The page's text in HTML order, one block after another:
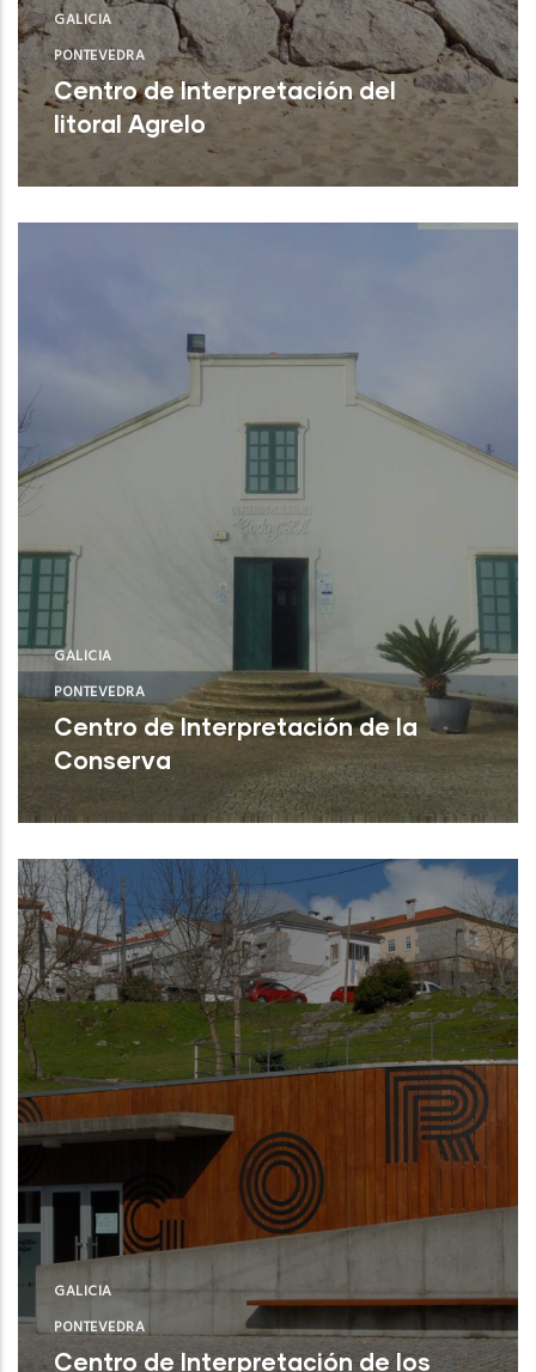
GALICIA
PONTEVEDRA
Centro de Interpretación del
litoral Agrelo
Bueu (Pontevedra)
GALICIA
PONTEVEDRA
Centro de Interpretación de la
Conserva
Illa de Arousa (Pontevedra)
GALICIA
PONTEVEDRA
Centro de Interpretación de los